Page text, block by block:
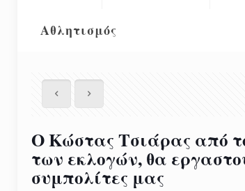
Αθλητισμός
Ο Κώστας Τσιάρας από
των εκλογών, θα
συμπολίτες μας